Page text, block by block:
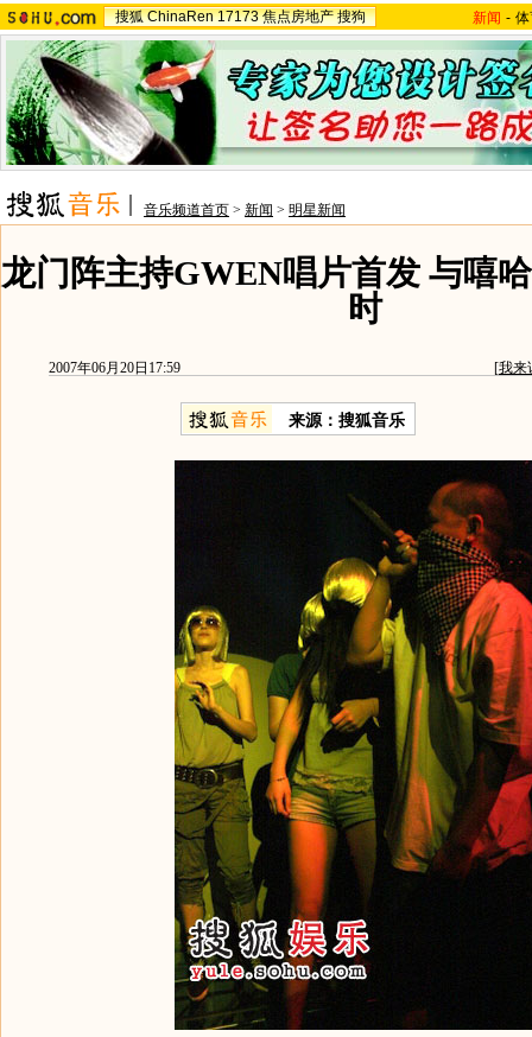
搜狐 ChinaRen 17173 焦点房地产 搜狗 新闻 -
音乐频道首页 > 新闻 > 明星新闻
龙门阵主持GWEN唱片首发 与嘻
时
2007年06月20日17:59 [我来
来源：搜狐音乐